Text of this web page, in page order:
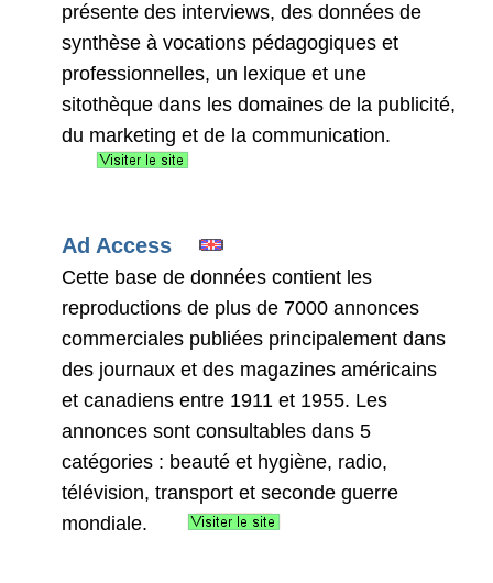
présente des interviews, des données de
synthèse à vocations pédagogiques et
professionnelles, un lexique et une
sitothèque dans les domaines de la publicité,
du marketing et de la communication.
Ad Access
Cette base de données contient les
reproductions de plus de 7000 annonces
commerciales publiées principalement dans
des journaux et des magazines américains
et canadiens entre 1911 et 1955. Les
annonces sont consultables dans 5
catégories : beauté et hygiène, radio,
télévision, transport et seconde guerre
mondiale.